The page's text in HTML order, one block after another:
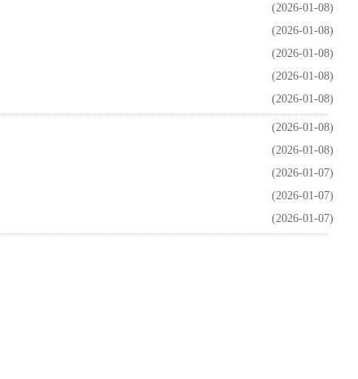
(2026-01-08)
(2026-01-08)
(2026-01-08)
(2026-01-08)
(2026-01-08)
(2026-01-08)
(2026-01-08)
(2026-01-07)
(2026-01-07)
(2026-01-07)